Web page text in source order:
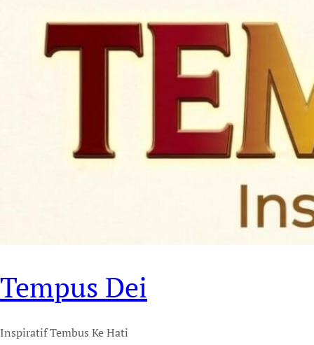
Tempus Dei
Inspiratif Tembus Ke Hati